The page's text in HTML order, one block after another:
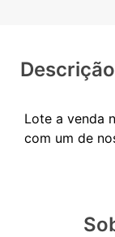
Descrição
Lote a venda